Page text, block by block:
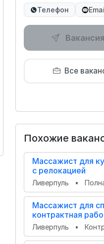
Телефон
Все
Похожие
Массажист для
с релокацией
Ливерпуль •
Массажист для
контрактная
Ливерпуль •